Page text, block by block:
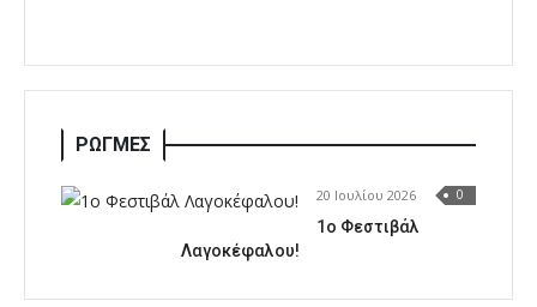
ΡΩΓΜΕΣ
20 Ιουλίου 2026 0
1o Φεστιβάλ
Λαγοκέφαλου!